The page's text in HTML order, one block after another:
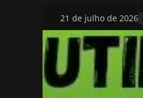
Pular
para
o
conteúdo
21 de julho de 2026